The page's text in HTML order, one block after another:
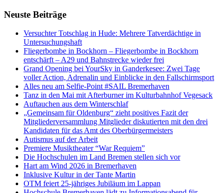
Neuste Beiträge
Versucht­er Totschlag in Hude: Mehrere Tatverdächtige in
Untersuchungshaft
Fliegerbombe in Bockhorn – Fliegerbombe in Bockhorn
entschärft – A29 und Bahnstrecke wieder frei
Grand Opening bei YourSky in Ganderkesee: Zwei Tage
voller Action, Adrenalin und Einblicke in den Fallschirmsport
Alles neu am Selfie-Point #SAIL Bremerhaven
Tanz in den Mai mit Afterburner im Kulturbahnhof Vegesack
Auftauchen aus dem Winterschlaf
„Gemeinsam für Oldenburg“ zieht positives Fazit der
Mitgliederversammlung Mitglieder diskutierten mit den drei
Kandidaten für das Amt des Oberbürgermeisters
Autismus auf der Arbeit
Premiere Musiktheater “War Requiem”
Die Hochschulen im Land Bremen stellen sich vor
Hart am Wind 2026 in Bremerhaven
Inklusive Kultur in der Tante Martin
OTM feiert 25-jähriges Jubiläum im Lappan